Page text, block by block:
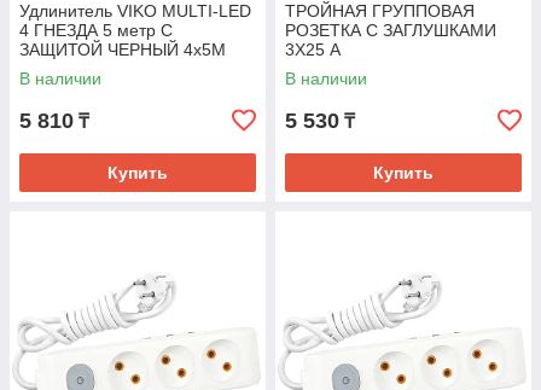
Удлинитель VIKO MULTI-LED
4 ГНЕЗДА 5 метр C
ЗАЩИТОЙ ЧЕРНЫЙ 4x5M
В наличии
5 810 ₸
Купить
ТРОЙНАЯ ГРУППОВАЯ
РОЗЕТКА С ЗАГЛУШКАМИ
3Х25 А
В наличии
5 530 ₸
Купить